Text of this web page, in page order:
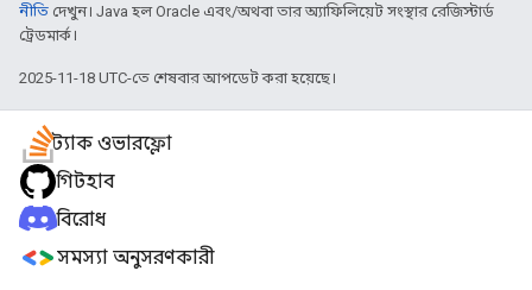
নীতি দেখুন। Java হল Oracle এবং/অথবা তার অ্যাফিলিয়েট সংস্থার রেজিস্টার্ড
ট্রেডমার্ক।
2025-11-18 UTC-তে শেষবার আপডেট করা হয়েছে।
স্ট্যাক ওভারফ্লো
গিটহাব
বিরোধ
সমস্যা অনুসরণকারী